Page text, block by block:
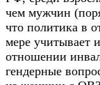
чем мужчин
что политика в
мере учитывает
отношении
гендерные